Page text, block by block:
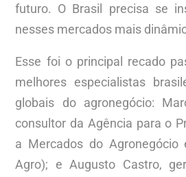
futuro. O Brasil precisa se
nesses mercados mais
Esse foi o principal recado
melhores especialistas
globais do agronegócio:
consultor da Agência para o
a Mercados do Agronegócio
Agro); e Augusto Castro,